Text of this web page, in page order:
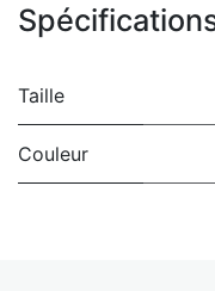
Taille
Couleur